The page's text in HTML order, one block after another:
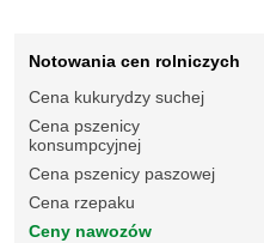
Notowania cen rolniczych
Cena kukurydzy suchej
Cena pszenicy
konsumpcyjnej
Cena pszenicy paszowej
Cena rzepaku
Ceny nawozów